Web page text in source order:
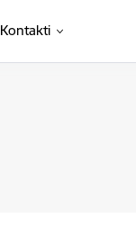
Kontakti